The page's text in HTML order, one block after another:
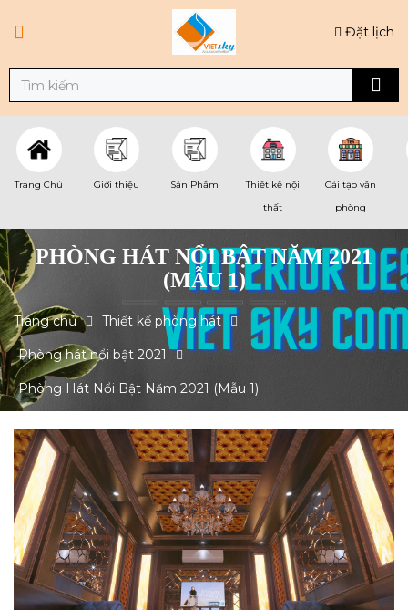
Đặt lịch
Trang Chủ Giới thiệu Sản Phẩm
Thiết kế nội
thất
Cải tạo văn
phòng
PHÒNG HÁT NỔI BẬT NĂM 2021
(MẪU 1)
Trang chủ Thiết kế phòng hát
Phòng hát nổi bật 2021
Phòng Hát Nổi Bật Năm 2021 (Mẫu 1)